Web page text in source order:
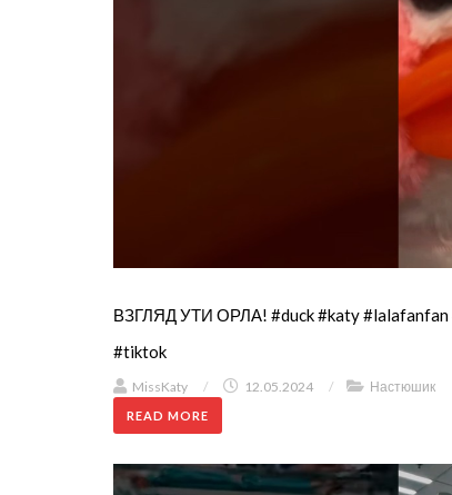
ВЗГЛЯД УТИ ОРЛА! #duck #katy #lalafanfan
#tiktok
MissKaty / 12.05.2024 / Настюшик
READ MORE